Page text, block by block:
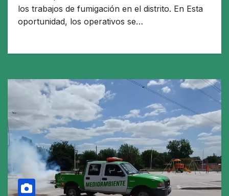
los trabajos de fumigación en el distrito. En Esta
oportunidad, los operativos se…